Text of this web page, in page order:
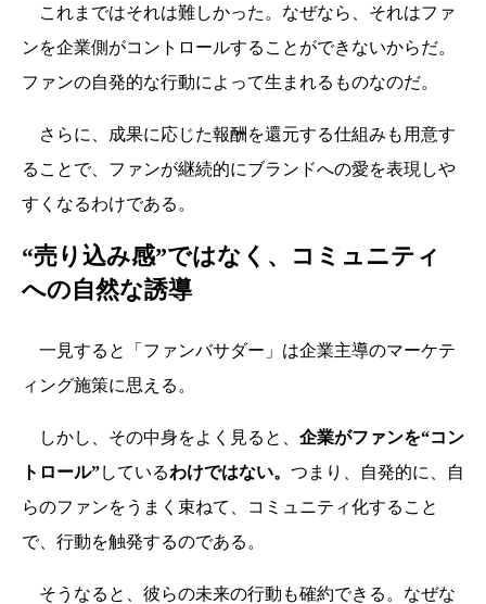
これまではそれは難しかった。なぜなら、それはファ
ンを企業側がコントロールすることができないからだ。
ファンの自発的な行動によって生まれるものなのだ。
さらに、成果に応じた報酬を還元する仕組みも用意す
ることで、ファンが継続的にブランドへの愛を表現しや
すくなるわけである。
“売り込み感”ではなく、コミュニティ
への自然な誘導
一見すると「ファンバサダー」は企業主導のマーケテ
ィング施策に思える。
しかし、その中身をよく見ると、 企業がファンを“コン
トロール”しているわけではない。 つまり、自発的に、自
らのファンをうまく束ねて、コミュニティ化すること
で、行動を触発するのである。
そうなると、彼らの未来の行動も確約できる。なぜな